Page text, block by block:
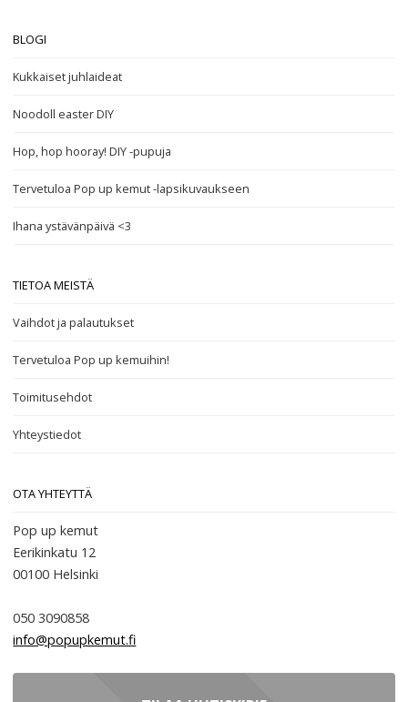
BLOGI
Kukkaiset juhlaideat
Noodoll easter DIY
Hop, hop hooray! DIY -pupuja
Tervetuloa Pop up kemut -lapsikuvaukseen
Ihana ystävänpäivä <3
TIETOA MEISTÄ
Vaihdot ja palautukset
Tervetuloa Pop up kemuihin!
Toimitusehdot
Yhteystiedot
OTA YHTEYTTÄ
Pop up kemut
Eerikinkatu 12
00100 Helsinki
050 3090858
info@popupkemut.fi